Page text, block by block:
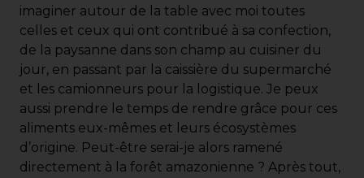
imaginer autour de la table avec moi toutes
celles et ceux qui ont contribué à sa confection,
de la paysanne dans son champ au cuisiner du
jour, en passant par la caissière du supermarché
et les camionneurs pour la logistique. Je peux
aussi prendre le temps de rendre grâce pour ces
aliments eux-mêmes et leurs écosystèmes
d’origine. Peut-être serai-je alors ramené
directement à la forêt amazonienne ? Après tout,